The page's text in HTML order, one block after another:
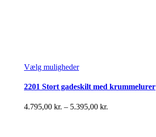
Vælg mulighederDette
har
varianter.
Mulighederne
2201 Stort gadeskilt med krummelurer
4.795,00 kr. – 5.395,00 kr.